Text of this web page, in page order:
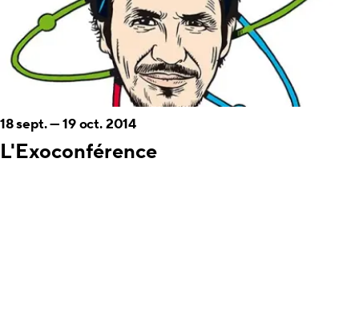
L'Exoconférence
18 sept.—19 oct. 2014